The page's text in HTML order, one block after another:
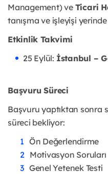
Management) ve Ticari
tanışma ve işleyişi
Etkinlik Takvimi
25 Eylül: İstanbul –
Başvuru Süreci
Başvuru yaptıktan sonra
süreci bekliyor:
Ön Değerlendirme
Motivasyon Soruları
Genel Yetenek Testi